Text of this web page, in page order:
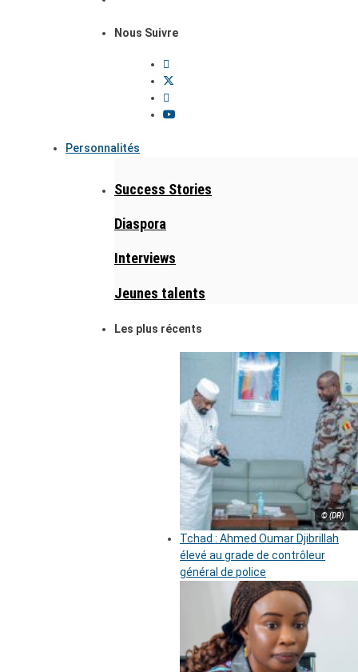
Nous Suivre
Personnalités
Success Stories
Diaspora
Interviews
Jeunes talents
Les plus récents
© (DR)
Tchad : Ahmed Oumar Djibrillah
élevé au grade de contrôleur
général de police